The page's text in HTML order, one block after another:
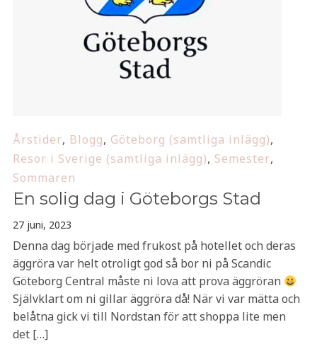
Årstider, Blogg, Göteborg (samtliga inlägg),
Resor i Sverige (samtliga inlägg), Semester,
Sommaren
En solig dag i Göteborgs Stad
27 juni, 2023
Denna dag började med frukost på hotellet och deras
äggröra var helt otroligt god så bor ni på Scandic
Göteborg Central måste ni lova att prova äggröran
Självklart om ni gillar äggröra då! När vi var mätta och
belåtna gick vi till Nordstan för att shoppa lite men
det […]